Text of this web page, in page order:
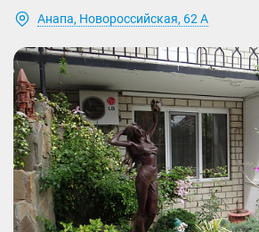
Анапа, Новороссийская, 62 А